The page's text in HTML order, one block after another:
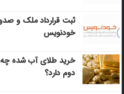
ثبت قرارداد ملک و
خودنویس
خرید طلای آب شده
دوم دارد؟